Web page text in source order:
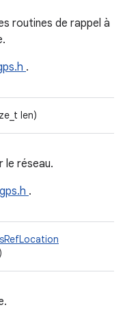
routines de rappel à
.
len)
le réseau.
gps.h .